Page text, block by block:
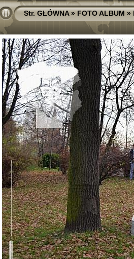
Str. GŁÓWNA»FOTO ALBUM»